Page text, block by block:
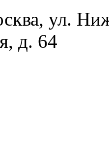
ул.
д. 64